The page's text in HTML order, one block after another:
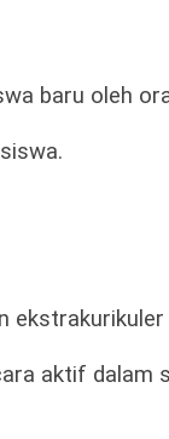
baru oleh
aktif dalam